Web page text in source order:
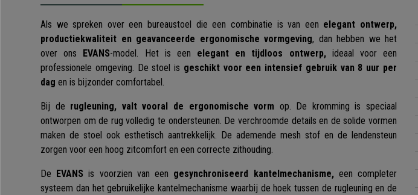
Als we spreken over een bureaustoel die een combinatie is van een elegant ontwerp,
productiekwaliteit en geavanceerde ergonomische vormgeving, dan hebben we het
over ons EVANS-model. Het is een elegant en tijdloos ontwerp, ideaal voor een
professionele omgeving. De stoel is geschikt voor een intensief gebruik van 8 uur per
dag en is bijzonder comfortabel.
Bij de rugleuning, valt vooral de ergonomische vorm op. De kromming is speciaal
ontworpen om de rug volledig te ondersteunen. De verchroomde details en de solide vormen
maken de stoel ook esthetisch aantrekkelijk. De ademende mesh stof en de lendensteun
zorgen voor een hoog zitcomfort en een correcte zithouding.
De EVANS is voorzien van een gesynchroniseerd kantelmechanisme,een completer
systeem dan het gebruikelijke kantelmechanisme waarbij de hoek tussen de rugleuning en de